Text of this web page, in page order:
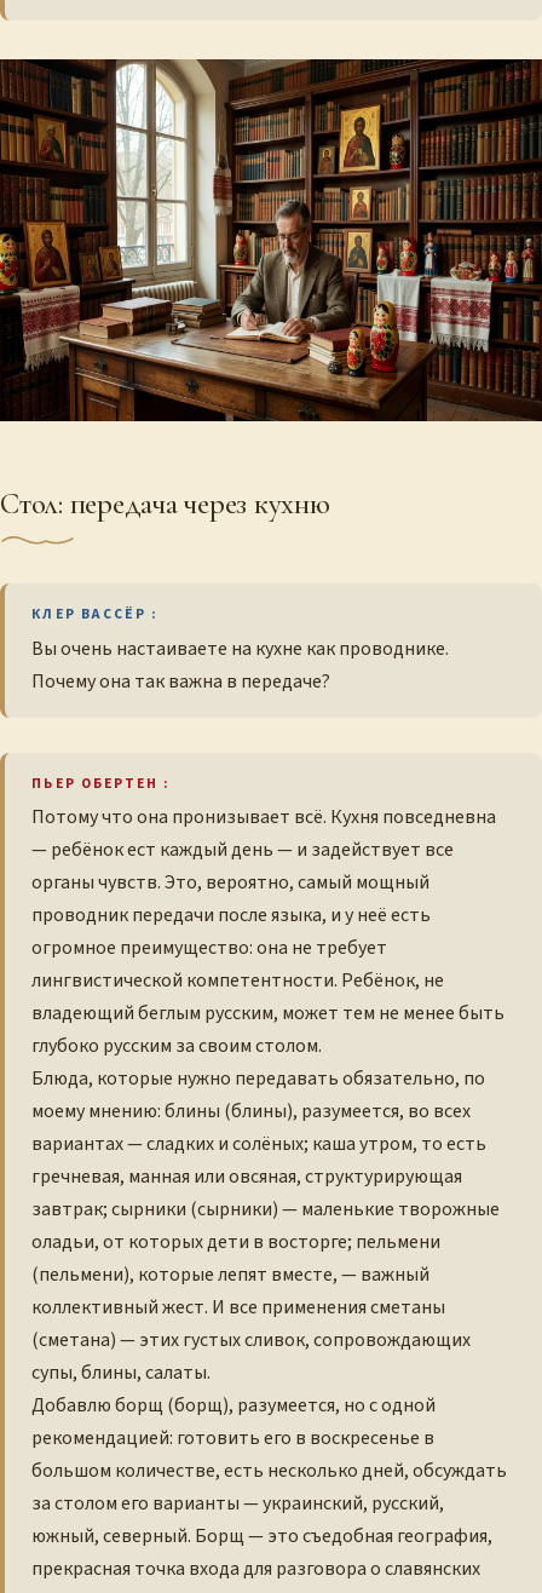
Стол: передача через кухню
КЛЕР ВАССЁР :
Вы очень настаиваете на кухне как проводнике.
Почему она так важна в передаче?
ПЬЕР ОБЕРТЕН :
Потому что она пронизывает всё. Кухня повседневна
— ребёнок ест каждый день — и задействует все
органы чувств. Это, вероятно, самый мощный
проводник передачи после языка, и у неё есть
огромное преимущество: она не требует
лингвистической компетентности. Ребёнок, не
владеющий беглым русским, может тем не менее быть
глубоко русским за своим столом.
Блюда, которые нужно передавать обязательно, по
моему мнению: блины (блины), разумеется, во всех
вариантах — сладких и солёных; каша утром, то есть
гречневая, манная или овсяная, структурирующая
завтрак; сырники (сырники) — маленькие творожные
оладьи, от которых дети в восторге; пельмени
(пельмени), которые лепят вместе, — важный
коллективный жест. И все применения сметаны
(сметана) — этих густых сливок, сопровождающих
супы, блины, салаты.
Добавлю борщ (борщ), разумеется, но с одной
рекомендацией: готовить его в воскресенье в
большом количестве, есть несколько дней, обсуждать
за столом его варианты — украинский, русский,
южный, северный. Борщ — это съедобная география,
прекрасная точка входа для разговора о славянских